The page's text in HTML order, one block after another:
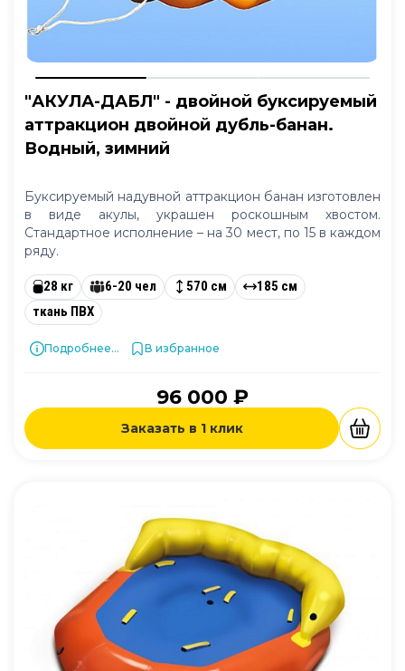
"АКУЛА-ДАБЛ" - двойной буксируемый
аттракцион двойной дубль-банан.
Водный, зимний
Буксируемый надувной аттракцион банан изготовлен
в виде акулы, украшен роскошным хвостом.
Стандартное исполнение – на 30 мест, по 15 в каждом
ряду.
28 кг 6-20 чел 570 см
185 см
ткань ПВХ
Подробнее... В избранное
96 000 ₽
Заказать в 1 клик